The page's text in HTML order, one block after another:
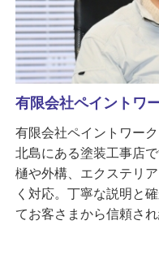
有限会社ペイントワ
有限会社ペイントワー
北島にある塗装工事店
樋や外構、エクステリ
く対応。丁寧な説明と
てお客さまから信頼され